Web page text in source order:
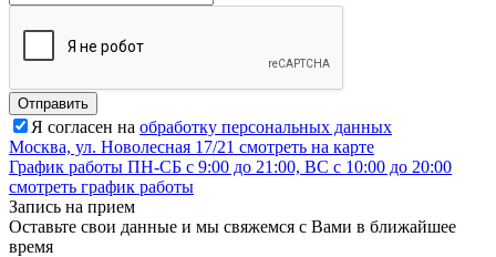
Отправить
Я согласен на обработку персональных данных
Москва, ул. Новолесная 17/21 смотреть на карте
График работы ПН-СБ с 9:00 до 21:00, ВС с 10:00 до 20:00
смотреть график работы
Запись на прием
Оставьте свои данные и мы свяжемся с Вами в ближайшее
время